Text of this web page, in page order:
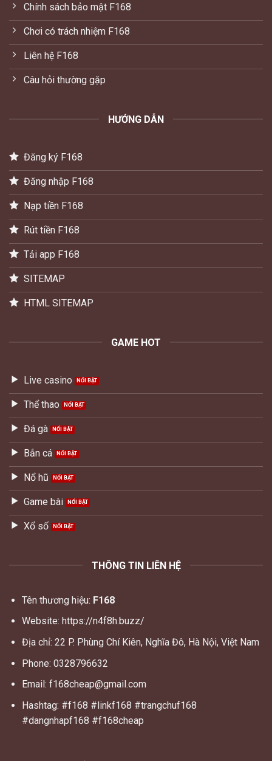
Chính sách bảo mật F168
Chơi có trách nhiệm F168
Liên hệ F168
Câu hỏi thường gặp
HƯỚNG DẪN
Đăng ký F168
Đăng nhập F168
Nạp tiền F168
Rút tiền F168
Tải app F168
SITEMAP
HTML SITEMAP
GAME HOT
Live casino
Thể thao
Đá gà
Bắn cá
Nổ hũ
Game bài
Xổ số
THÔNG TIN LIÊN HỆ
Tên thương hiệu: F168
Website: https://n4f8h.buzz/
Địa chỉ: 22 P. Phùng Chí Kiên, Nghĩa Đô, Hà Nội, Việt Nam
Phone: 0328796632
Email: f168cheap@gmail.com
Hashtag: #f168 #linkf168 #trangchuf168
#dangnhapf168 #f168cheap